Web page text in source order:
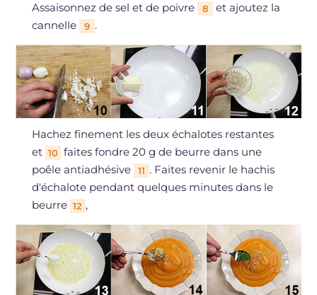
Assaisonnez de sel et de poivre
8
et ajoutez la
cannelle
9 .
Hachez finement les deux échalotes restantes
et 10 faites fondre 20 g de beurre dans une
poêle antiadhésive
11 . Faites revenir le hachis
d'échalote pendant quelques minutes dans le
beurre 12 ,